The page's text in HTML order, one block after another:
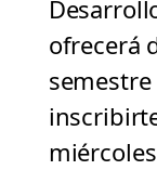
ofrecerá